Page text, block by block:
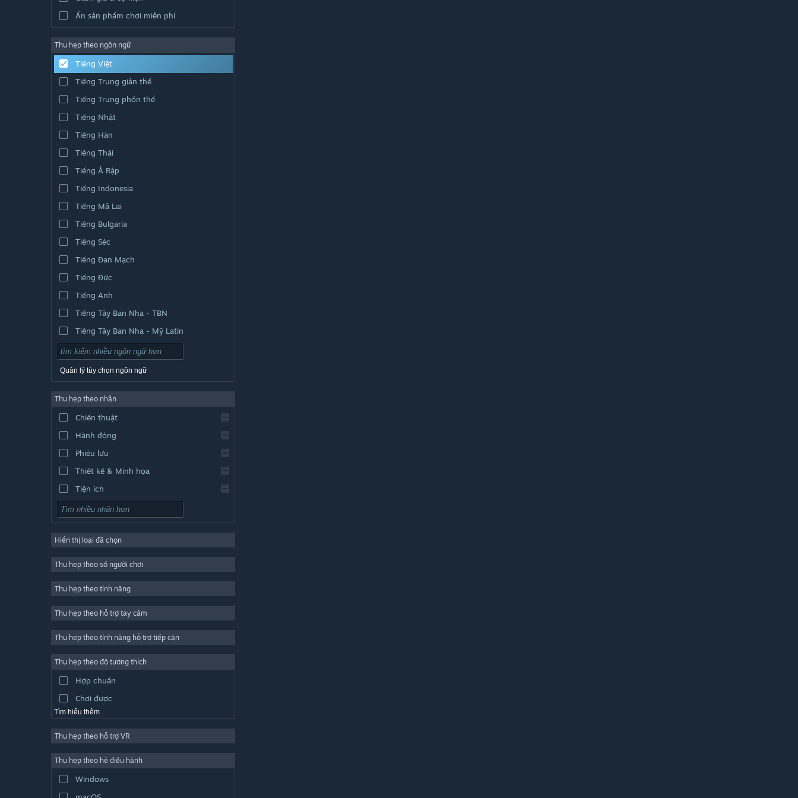
Ẩn sản phẩm chơi miễn phí
Thu hẹp theo ngôn ngữ
Tiếng Việt
Tiếng Trung giản thể
Tiếng Trung phồn thể
Tiếng Nhật
Tiếng Hàn
Tiếng Thái
Tiếng Ả Rập
Tiếng Indonesia
Tiếng Mã Lai
Tiếng Bulgaria
Tiếng Séc
Tiếng Đan Mạch
Tiếng Đức
Tiếng Anh
Tiếng Tây Ban Nha - TBN
Tiếng Tây Ban Nha - Mỹ Latin
Quản lý tùy chọn ngôn ngữ
Thu hẹp theo nhãn
Chiến thuật
Hành động
Phiêu lưu
Thiết kế & Minh họa
Tiện ích
Chơi miễn phí
Trực tuyến nhiều người chơi
Indie
Đơn giản
Mô phỏng
Sản xuất video
Chỉnh sửa ảnh
Hiển thị loại đã chọn
Thu hẹp theo số người chơi
Thu hẹp theo tính năng
Thu hẹp theo hỗ trợ tay cầm
Thu hẹp theo tính năng hỗ trợ tiếp cận
Thu hẹp theo độ tương thích
Hợp chuẩn
Chơi được
Tìm hiểu thêm
Thu hẹp theo hỗ trợ VR
Thu hẹp theo hệ điều hành
Windows